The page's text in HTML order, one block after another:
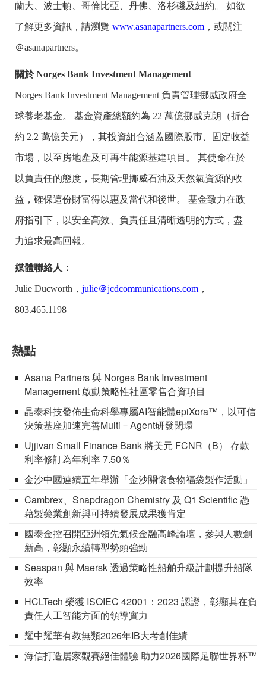
蘭大、波士頓、哥倫比亞、丹佛、洛杉磯及紐約。 如欲
了解更多資訊，請瀏覽 www.asanapartners.com ，或關注
＠asanapartners。
關於 Norges Bank Investment Management
Norges Bank Investment Management 負責管理挪威政府全
球養老基金。 基金資產總額約為 22 萬億挪威克朗（折合
約 2.2 萬億美元），其投資組合涵蓋國際股市、固定收益
市場，以至房地產及可再生能源基建項目。 其使命在於
以負責任的態度，長期管理挪威石油及天然氣資源的收
益，確保這份財富得以惠及當代和後世。 基金致力在政
府指引下，以安全高效、負責任且清晰透明的方式，盡
力追求最高回報。
媒體聯絡人：
Julie Ducworth， julie＠jcdcommunications.com ，
803.465.1198
熱點
Asana Partners 與 Norges Bank Investment
Management 啟動策略性社區零售合資項目
晶泰科技發佈生命科學專屬AI智能體epiXora™，以可信
決策基座加速完善Multi－Agent研發閉環
Ujjivan Small Finance Bank 將美元 FCNR（B） 存款
利率修訂為年利率 7.50％
金沙中國連續五年舉辦「金沙關懷食物福袋製作活動」
Cambrex、Snapdragon Chemistry 及 Q1 Scientific 憑
藉製藥業創新與可持續發展成果獲肯定
國泰金控召開亞洲領先氣候金融高峰論壇，參與人數創
新高，彰顯永續轉型勢頭強勁
Seaspan 與 Maersk 透過策略性船舶升級計劃提升船隊
效率
HCLTech 榮獲 ISOIEC 42001：2023 認證，彰顯其在負
責任人工智能方面的領導實力
耀中耀華有教無類2026年IB大考創佳績
海信打造居家觀賽絕佳體驗 助力2026國際足聯世界杯™